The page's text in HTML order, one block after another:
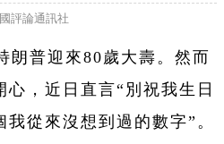
評論通訊社
朗普迎來80歲大壽。然而
，近日直言“別祝我生日
從來沒想到過的數字”。